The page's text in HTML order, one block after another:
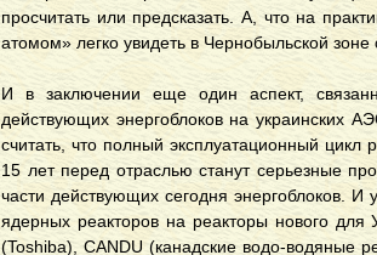
просчитать или предсказать. А, что на
атомом» легко увидеть в Чернобыльской зоне
И в заключении еще один аспект,
действующих энергоблоков на украинских
считать, что полный эксплуатационный цикл
15 лет перед отраслью станут серьезные
части действующих сегодня энергоблоков. И
ядерных реакторов на реакторы нового
(Toshiba), CANDU (канадские водо-водяные